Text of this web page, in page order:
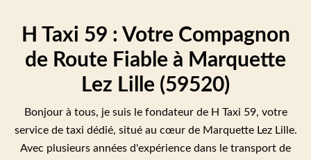
H Taxi 59 : Votre Compagnon
de Route Fiable à Marquette
Lez Lille (59520)
Bonjour à tous, je suis le fondateur de H Taxi 59, votre
service de taxi dédié, situé au cœur de Marquette Lez Lille.
Avec plusieurs années d'expérience dans le transport de